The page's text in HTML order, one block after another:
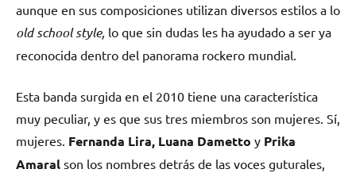
aunque en sus composiciones utilizan diversos estilos a lo
old school style, lo que sin dudas les ha ayudado a ser ya
reconocida dentro del panorama rockero mundial.
Esta banda surgida en el 2010 tiene una característica
muy peculiar, y es que sus tres miembros son mujeres. Sí,
mujeres. Fernanda Lira, Luana Dametto y Prika
Amaral son los nombres detrás de las voces guturales,